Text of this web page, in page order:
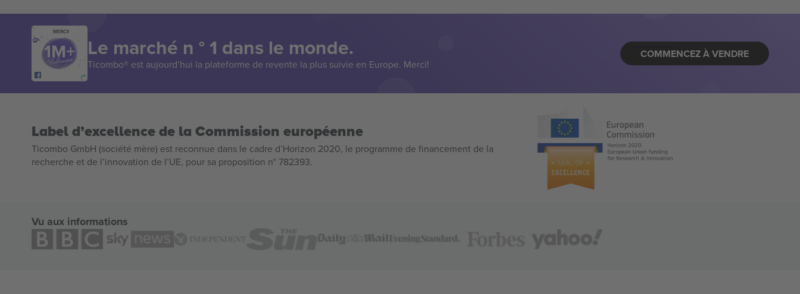
MERCI!
Le marché n ° 1 dans le monde.
Ticombo® est aujourd’hui la plateforme de revente la plus suivie en Europe. Merci!
COMMENCEZ À VENDRE
Label d’excellence de la Commission européenne
Ticombo GmbH (société mère) est reconnue dans le cadre d’Horizon 2020, le programme de financement de la
recherche et de l’innovation de l’UE, pour sa proposition n° 782393.
Vu aux informations